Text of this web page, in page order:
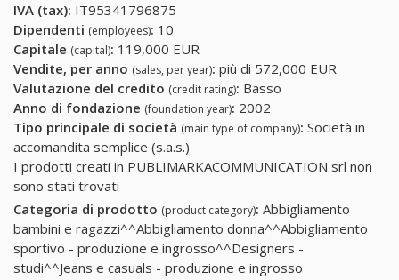
IVA (tax): IT95341796875
Dipendenti (employees): 10
Capitale (capital): 119,000 EUR
Vendite, per anno (sales, per year): più di 572,000 EUR
Valutazione del credito (credit rating): Basso
Anno di fondazione (foundation year): 2002
Tipo principale di società (main type of company): Società in
accomandita semplice (s.a.s.)
I prodotti creati in PUBLIMARKACOMMUNICATION srl non
sono stati trovati
Categoria di prodotto (product category): Abbigliamento
bambini e ragazzi^^Abbigliamento donna^^Abbigliamento
sportivo - produzione e ingrosso^^Designers -
studi^^Jeans e casuals - produzione e ingrosso